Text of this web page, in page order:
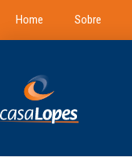
Home Sobre